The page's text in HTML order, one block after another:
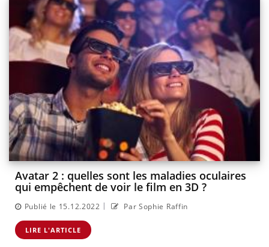
Avatar 2 : quelles sont les maladies oculaires
qui empêchent de voir le film en 3D ?
Publié le 15.12.2022 | Par Sophie Raffin
LIRE L'ARTICLE